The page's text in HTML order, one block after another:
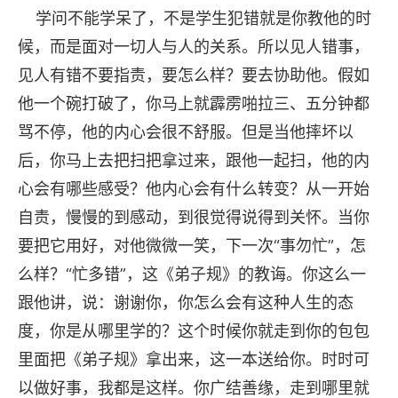
学问不能学呆了，不是学生犯错就是你教他的时
候，而是面对一切人与人的关系。所以见人错事，
见人有错不要指责，要怎么样？要去协助他。假如
他一个碗打破了，你马上就霹雳啪拉三、五分钟都
骂不停，他的内心会很不舒服。但是当他摔坏以
后，你马上去把扫把拿过来，跟他一起扫，他的内
心会有哪些感受？他内心会有什么转变？从一开始
自责，慢慢的到感动，到很觉得说得到关怀。当你
要把它用好，对他微微一笑，下一次“事勿忙”，怎
么样？“忙多错”，这《弟子规》的教诲。你这么一
跟他讲，说：谢谢你，你怎么会有这种人生的态
度，你是从哪里学的？这个时候你就走到你的包包
里面把《弟子规》拿出来，这一本送给你。时时可
以做好事，我都是这样。你广结善缘，走到哪里就